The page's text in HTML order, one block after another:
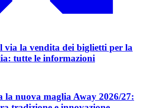
via la vendita dei biglietti per la
tutte le informazioni
la nuova maglia Away 2026/27: